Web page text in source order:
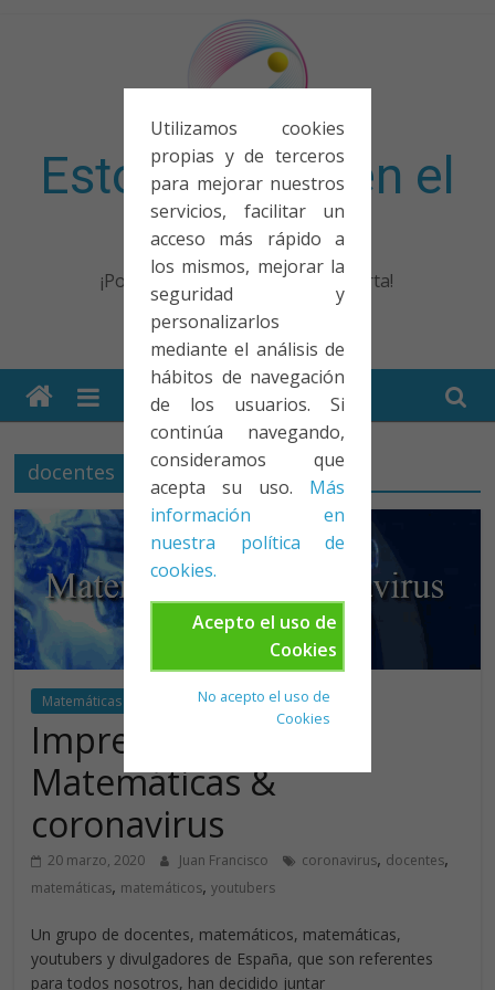
Utilizamos cookies
propias y de terceros
para mejorar nuestros
servicios, facilitar un
acceso más rápido a
los mismos, mejorar la
seguridad y
personalizarlos
mediante el análisis de
hábitos de navegación
de los usuarios. Si
continúa navegando,
consideramos que
acepta su uso. Más
información en
nuestra política de
cookies.
Acepto el uso de
Cookies
No acepto el uso de
Cookies
Esto no entra en el
examen
¡Porque no solo el examen importa!
docentes
Matemáticas
Imprescindible:
Matemáticas &
coronavirus
20 marzo, 2020 Juan Francisco coronavirus, docentes,
matemáticas, matemáticos,youtubers
Un grupo de docentes, matemáticos, matemáticas,
youtubers y divulgadores de España, que son referentes
para todos nosotros, han decidido juntar